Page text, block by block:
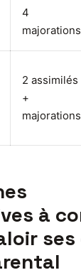
4
2 assimilés
+
majorations
à